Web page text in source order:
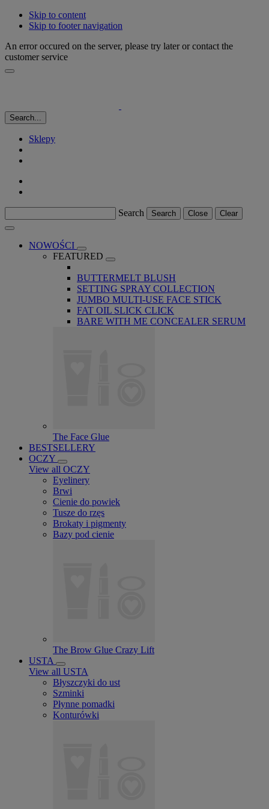
Skip to content
Skip to footer navigation
An error occured on the server, please try later or contact the
customer service
Search...
Sklepy
Search Search Close Clear
NOWOŚCI
FEATURED
BUTTERMELT BLUSH
SETTING SPRAY COLLECTION
JUMBO MULTI-USE FACE STICK
FAT OIL SLICK CLICK
BARE WITH ME CONCEALER SERUM
The Face Glue
BESTSELLERY
OCZY
View all OCZY
Eyelinery
Brwi
Cienie do powiek
Tusze do rzęs
Brokaty i pigmenty
Bazy pod cienie
The Brow Glue Crazy Lift
USTA
View all USTA
Błyszczyki do ust
Szminki
Płynne pomadki
Konturówki